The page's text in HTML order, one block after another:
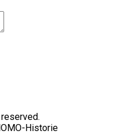
Historie